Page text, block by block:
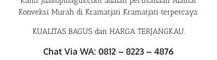
Konveksi Murah di Kramatjati Kramatjati terpercaya.
KUALITAS BAGUS dan HARGA TERJANGKAU.
Chat Via WA: 0812 – 8223 – 4876